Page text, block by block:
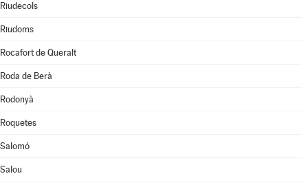
Riudecols
Riudoms
Rocafort de Queralt
Roda de Berà
Rodonyà
Roquetes
Salomó
Salou